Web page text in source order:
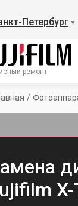
Петербург ▼
ремонт
/